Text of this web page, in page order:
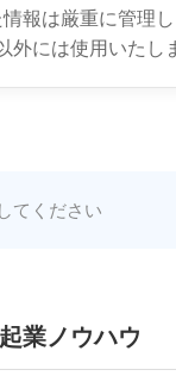
報は厳重に管理
外には使用いたし
業ノウハウ